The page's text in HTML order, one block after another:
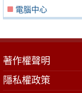
電腦中心
著作權聲明
隱私權政策